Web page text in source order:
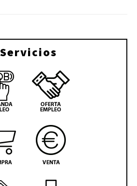
Servicios